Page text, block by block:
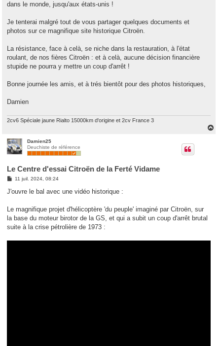
dans le monde, jusqu'aux états-unis !
Je tenterai malgré tout de vous partager quelques documents et
photos sur ce magnifique site historique Citroën.
La résistance, face à celà, se niche dans la restauration, à l'état
roulant, de nos fières Citroën : et à celà, aucune décision financière
stupide ne pourra y mettre un coup d'arrêt !
Bonne journée les amis, et à trés bientôt pour des photos historiques,
Damien
2cv6 Spéciale jaune Rialto 15000km d'origine et 2cv France 3
Damien25
Deuchiste de référence
Le Centre d'essai Citroën de la Ferté Vidame
M
s
g
11 juil. 2024, 08:24
J'ouvre le bal avec une vidéo historique :
Le magnifique projet d'hélicoptère 'du peuple' imaginé par Citroën, sur
la base du moteur birotor de la GS, et qui a subit un coup d'arrêt brutal
suite à la crise pétrolière de 1973 :